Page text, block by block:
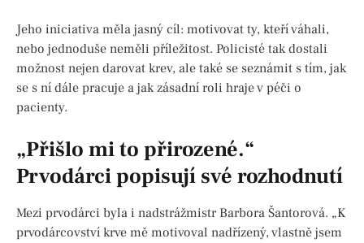
Jeho iniciativa měla jasný cíl: motivovat ty, kteří váhali,
nebo jednoduše neměli příležitost. Policisté tak dostali
možnost nejen darovat krev, ale také se seznámit s tím, jak
se s ní dále pracuje a jak zásadní roli hraje v péči o
pacienty.
„Přišlo mi to přirozené.“
Prvodárci popisují své rozhodnutí
Mezi prvodárci byla i nadstrážmistr Barbora Šantorová. „K
prvodárcovství krve mě motivoval nadřízený, vlastně jsem